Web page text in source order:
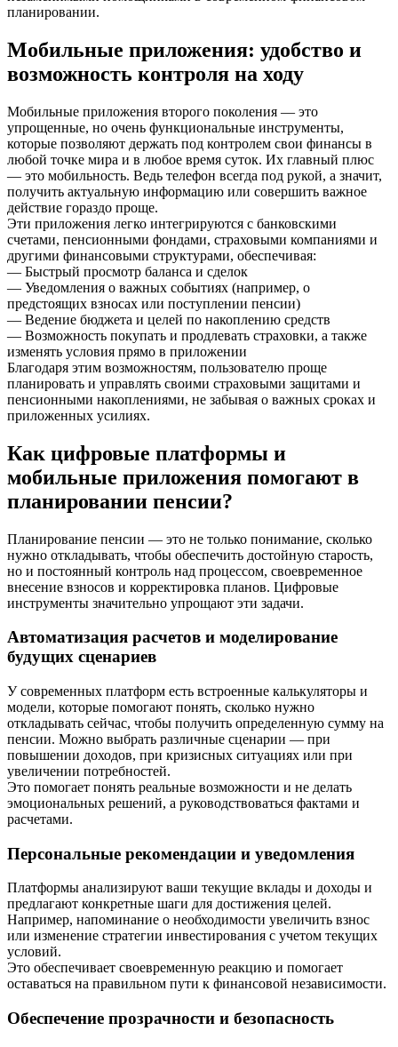
планировании.
Мобильные приложения: удобство и
возможность контроля на ходу
Мобильные приложения второго поколения — это
упрощенные, но очень функциональные инструменты,
которые позволяют держать под контролем свои финансы в
любой точке мира и в любое время суток. Их главный плюс
— это мобильность. Ведь телефон всегда под рукой, а значит,
получить актуальную информацию или совершить важное
действие гораздо проще.
Эти приложения легко интегрируются с банковскими
счетами, пенсионными фондами, страховыми компаниями и
другими финансовыми структурами, обеспечивая:
— Быстрый просмотр баланса и сделок
— Уведомления о важных событиях (например, о
предстоящих взносах или поступлении пенсии)
— Ведение бюджета и целей по накоплению средств
— Возможность покупать и продлевать страховки, а также
изменять условия прямо в приложении
Благодаря этим возможностям, пользователю проще
планировать и управлять своими страховыми защитами и
пенсионными накоплениями, не забывая о важных сроках и
приложенных усилиях.
Как цифровые платформы и
мобильные приложения помогают в
планировании пенсии?
Планирование пенсии — это не только понимание, сколько
нужно откладывать, чтобы обеспечить достойную старость,
но и постоянный контроль над процессом, своевременное
внесение взносов и корректировка планов. Цифровые
инструменты значительно упрощают эти задачи.
Автоматизация расчетов и моделирование
будущих сценариев
У современных платформ есть встроенные калькуляторы и
модели, которые помогают понять, сколько нужно
откладывать сейчас, чтобы получить определенную сумму на
пенсии. Можно выбрать различные сценарии — при
повышении доходов, при кризисных ситуациях или при
увеличении потребностей.
Это помогает понять реальные возможности и не делать
эмоциональных решений, а руководствоваться фактами и
расчетами.
Персональные рекомендации и уведомления
Платформы анализируют ваши текущие вклады и доходы и
предлагают конкретные шаги для достижения целей.
Например, напоминание о необходимости увеличить взнос
или изменение стратегии инвестирования с учетом текущих
условий.
Это обеспечивает своевременную реакцию и помогает
оставаться на правильном пути к финансовой независимости.
Обеспечение прозрачности и безопасность